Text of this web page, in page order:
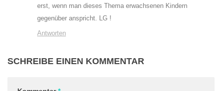
erst, wenn man dieses Thema erwachsenen Kindern
gegenüber anspricht. LG !
Antworten
SCHREIBE EINEN KOMMENTAR